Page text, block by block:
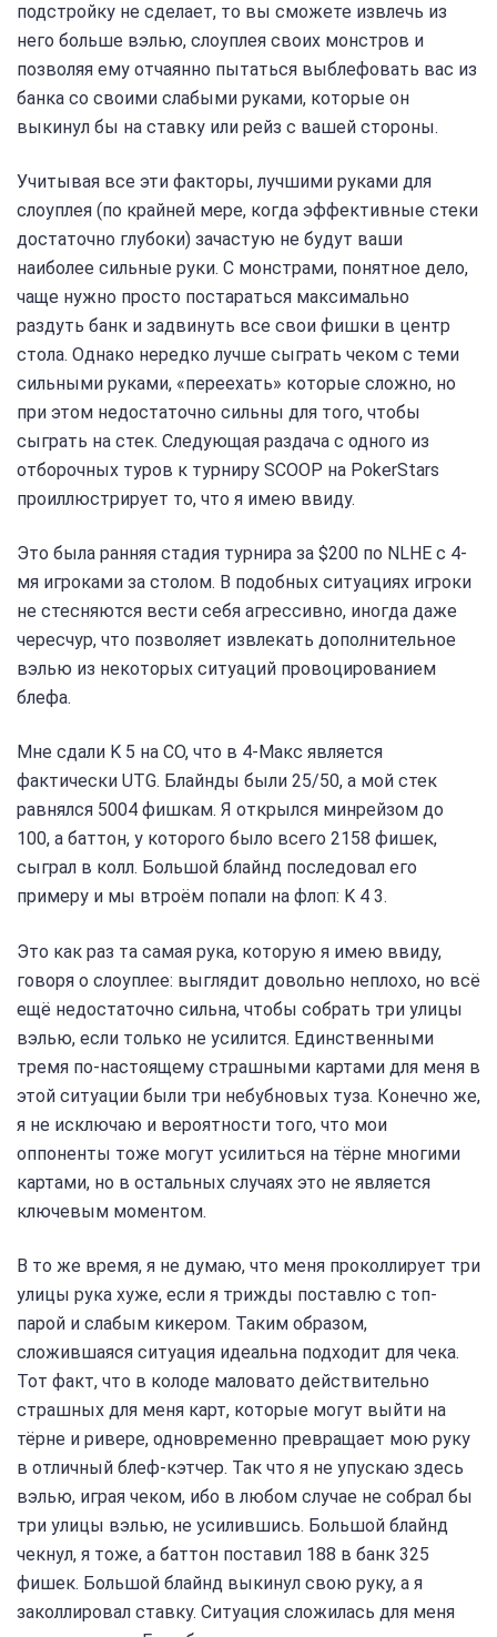
подстройку не сделает, то вы сможете извлечь из
него больше вэлью, слоуплея своих монстров и
позволяя ему отчаянно пытаться выблефовать вас из
банка со своими слабыми руками, которые он
выкинул бы на ставку или рейз с вашей стороны.
Учитывая все эти факторы, лучшими руками для
слоуплея (по крайней мере, когда эффективные стеки
достаточно глубоки) зачастую не будут ваши
наиболее сильные руки. С монстрами, понятное дело,
чаще нужно просто постараться максимально
раздуть банк и задвинуть все свои фишки в центр
стола. Однако нередко лучше сыграть чеком с теми
сильными руками, «переехать» которые сложно, но
при этом недостаточно сильны для того, чтобы
сыграть на стек. Следующая раздача с одного из
отборочных туров к турниру SCOOP на PokerStars
проиллюстрирует то, что я имею ввиду.
Это была ранняя стадия турнира за $200 по NLHE с 4-
мя игроками за столом. В подобных ситуациях игроки
не стесняются вести себя агрессивно, иногда даже
чересчур, что позволяет извлекать дополнительное
вэлью из некоторых ситуаций провоцированием
блефа.
Мне сдали K 5 на CO, что в 4-Макс является
фактически UTG. Блайнды были 25/50, а мой стек
равнялся 5004 фишкам. Я открылся минрейзом до
100, а баттон, у которого было всего 2158 фишек,
сыграл в колл. Большой блайнд последовал его
примеру и мы втроём попали на флоп: K 4 3.
Это как раз та самая рука, которую я имею ввиду,
говоря о слоуплее: выглядит довольно неплохо, но всё
ещё недостаточно сильна, чтобы собрать три улицы
вэлью, если только не усилится. Единственными
тремя по-настоящему страшными картами для меня в
этой ситуации были три небубновых туза. Конечно же,
я не исключаю и вероятности того, что мои
оппоненты тоже могут усилиться на тёрне многими
картами, но в остальных случаях это не является
ключевым моментом.
В то же время, я не думаю, что меня проколлирует три
улицы рука хуже, если я трижды поставлю с топ-
парой и слабым кикером. Таким образом,
сложившаяся ситуация идеальна подходит для чека.
Тот факт, что в колоде маловато действительно
страшных для меня карт, которые могут выйти на
тёрне и ривере, одновременно превращает мою руку
в отличный блеф-кэтчер. Так что я не упускаю здесь
вэлью, играя чеком, ибо в любом случае не собрал бы
три улицы вэлью, не усилившись. Большой блайнд
чекнул, я тоже, а баттон поставил 188 в банк 325
фишек. Большой блайнд выкинул свою руку, а я
заколлировал ставку. Ситуация сложилась для меня